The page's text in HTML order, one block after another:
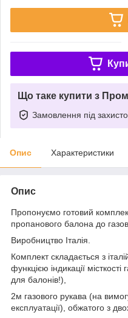
Що таке купити з
Замовлення під
Опис Характеристики
Опис
Пропонуємо готовий
пропанового балона до
Виробництво Італія.
Комплект складається з
функцією індикації
для балонів!),
2м газового рукава (на
експлуатації), обжатого з